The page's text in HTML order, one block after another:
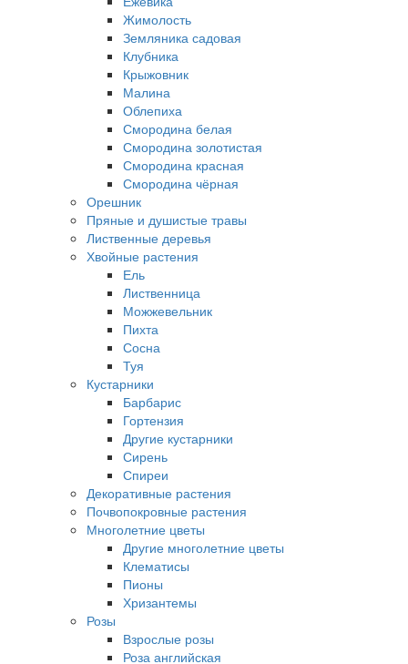
Жимолость
Земляника садовая
Клубника
Крыжовник
Малина
Облепиха
Смородина белая
Смородина золотистая
Смородина красная
Смородина чёрная
Орешник
Пряные и душистые травы
Лиственные деревья
Хвойные растения
Ель
Лиственница
Можжевельник
Пихта
Сосна
Туя
Кустарники
Барбарис
Гортензия
Другие кустарники
Сирень
Спиреи
Декоративные растения
Почвопокровные растения
Многолетние цветы
Другие многолетние цветы
Клематисы
Пионы
Хризантемы
Розы
Взрослые розы
Роза английская